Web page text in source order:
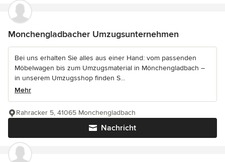
Monchengladbacher Umzugsunternehmen
Bei uns erhalten Sie alles aus einer Hand: vom passenden
Möbelwagen bis zum Umzugsmaterial in Mönchengladbach –
in unserem Umzugsshop finden S...
Mehr
Nachricht
Rahracker 5, 41065 Monchengladbach